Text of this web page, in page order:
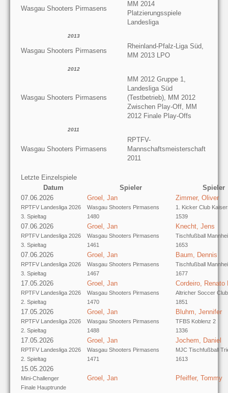
Wasgau Shooters Pirmasens
MM 2014
Platzierungsspiele
Landesliga
2013
Wasgau Shooters Pirmasens
Rheinland-Pfalz-Liga Süd,
MM 2013 LPO
2012
Wasgau Shooters Pirmasens
MM 2012 Gruppe 1,
Landesliga Süd
(Testbetrieb), MM 2012
Zwischen Play-Off, MM
2012 Finale Play-Offs
2011
Wasgau Shooters Pirmasens
RPTFV-
Mannschaftsmeisterschaft
2011
Letzte Einzelspiele
Datum
Spieler
Spieler
07.06.2026
RPTFV Landesliga 2026
3. Spieltag
Groel, Jan
Wasgau Shooters Pirmasens
1480
Zimmer, Oliver
1. Kicker Club
1539
07.06.2026
RPTFV Landesliga 2026
3. Spieltag
Groel, Jan
Wasgau Shooters Pirmasens
1461
Knecht, Jens
Tischfußball
1653
07.06.2026
RPTFV Landesliga 2026
3. Spieltag
Groel, Jan
Wasgau Shooters Pirmasens
1467
Baum, Dennis
Tischfußball
1677
17.05.2026
RPTFV Landesliga 2026
2. Spieltag
Groel, Jan
Wasgau Shooters Pirmasens
1470
Cordeiro, Renato
Altricher Soccer Club
1851
17.05.2026
RPTFV Landesliga 2026
2. Spieltag
Groel, Jan
Wasgau Shooters Pirmasens
1488
Bluhm, Jennifer
TFBS Koblenz 2
1336
17.05.2026
RPTFV Landesliga 2026
2. Spieltag
Groel, Jan
Wasgau Shooters Pirmasens
1471
Jochem, Daniel
MJC Tischfußball
1613
15.05.2026
Mini-Challenger
Finale Hauptrunde
Groel, Jan Pfeiffer, Tommy